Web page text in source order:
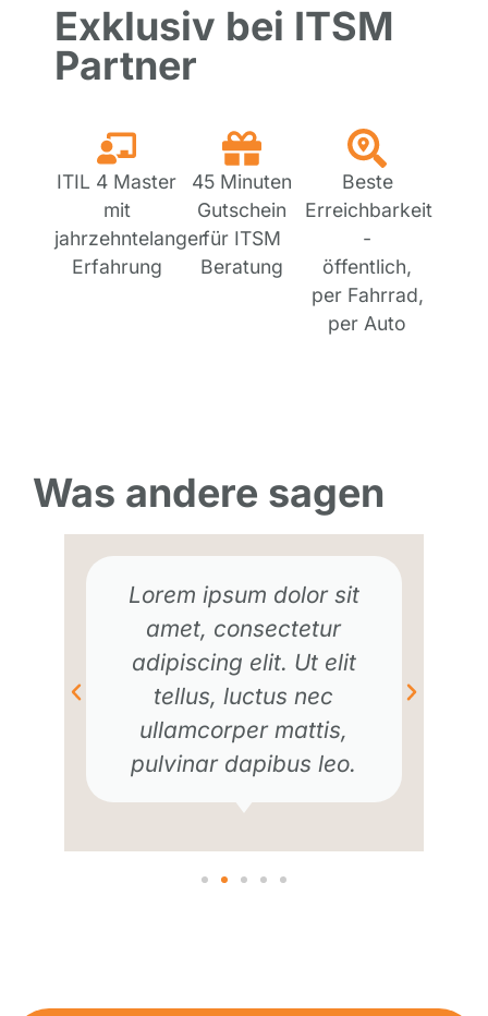
Exklusiv bei ITSM
Partner
ITIL 4 Master
mit
jahrzehntelanger
Erfahrung
45 Minuten
Gutschein
für ITSM
Beratung
Beste
Erreichbarkeit
-
öffentlich,
per Fahrrad,
per Auto
Was andere sagen
Lorem ipsum dolor sit
amet, consectetur
adipiscing elit. Ut elit
tellus, luctus nec
ullamcorper mattis,
pulvinar dapibus leo.